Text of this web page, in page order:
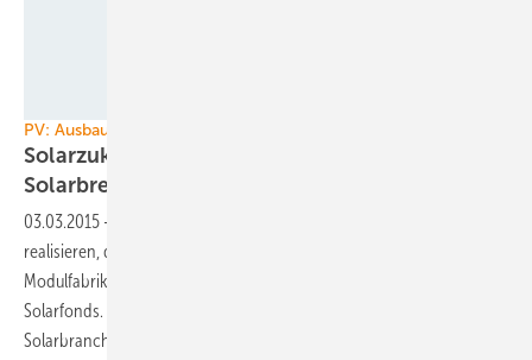
PV: Ausbau und Pläne weltweit
Solarzukunft für Google und Algerien –
Solarbremse in
03.03.2015 -
realisieren, davon 13,5 GW Photovoltaik. In Brasilien soll eine
Modulfabrik entstehen und Google gibt 750 Millionen Dollar für einen
Solarfonds. Dafür sieht es in Japan nicht mehr so gut aus für die
Solarbranche.